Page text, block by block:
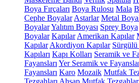
Boya Fırçaları Boya Rulosu Mala
Cephe Boyalar Astarlar Metal
BoyalarYalıtım Boyası Sprey Boya
Boyalar Kapılar Amerikan Kapılar
Kapılar Akordiyon Kapılar Sürgülü
Kapıları Kapı Kolları Seramik ve
Fayansları Yer Seramik ve
Fayansları Karo Mozaik Mutfak
Tezgahları Ahşap Mutfak